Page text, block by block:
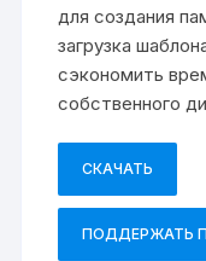
для создания
загрузка
сэкономить
собственного
СКАЧАТЬ
ПОДДЕРЖАТЬ